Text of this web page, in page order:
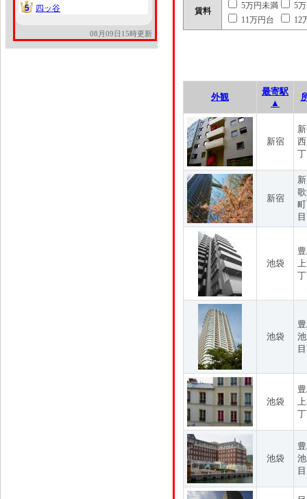
5
5 四ッ谷
08月09日15時更新
賃料
5万円未満
5
11万円台
12
外観
最寄駅
▲
新宿
新宿
目
池袋
池袋
目
池袋
池袋